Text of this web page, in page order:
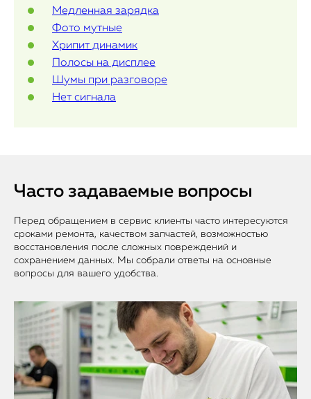
Медленная зарядка
Фото мутные
Хрипит динамик
Полосы на дисплее
Шумы при разговоре
Нет сигнала
Часто задаваемые вопросы
Перед обращением в сервис клиенты часто интересуются
сроками ремонта, качеством запчастей, возможностью
восстановления после сложных повреждений и
сохранением данных. Мы собрали ответы на основные
вопросы для вашего удобства.